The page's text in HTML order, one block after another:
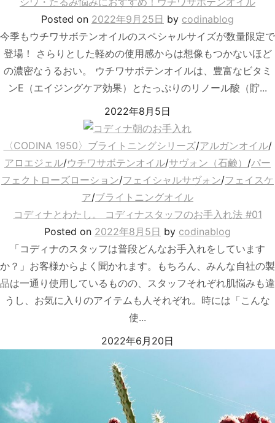
Posted on 2022年9月25日 by codinablog
今季もウチワサボテンオイルのスペシャルサイズが数量限定で
登場！ さらりとした軽めの使用感からは想像もつかないほど
の濃密なうるおい。 ウチワサボテンオイルは、豊富なビタミ
ンE（エイジングケア効果）とたっぷりのリノール酸（貯...
2022年8月5日
〈CODINA 1950〉ブライトニングシリーズ/アルガンオイル/
アロエジェル/ウチワサボテンオイル/サヴォン（石鹸） /パー
フェクトローズローション/フェイシャルサヴォン/フェイスケ
ア/ブライトニングオイル
コディナとわたし。 コディナスタッフのお手入れ法 #01
Posted on 2022年8月5日 by codinablog
「コディナのスタッフは普段どんなお手入れをしています
か？」お客様からよく聞かれます。もちろん、みんな自社の製
品は一通り使用しているものの、スタッフそれぞれ肌悩みも違
うし、お気に入りのアイテムも人それぞれ。時には「こんな
使...
2022年6月20日